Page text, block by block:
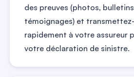
des preuves (photos,
témoignages) et
rapidement à votre assureur
votre déclaration de sinistre.